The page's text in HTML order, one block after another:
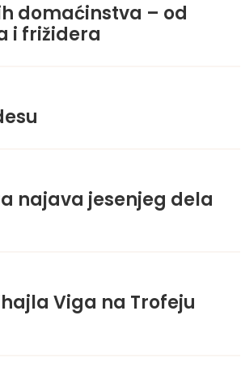
domaćinstva – od
i frižidera
najava jesenjeg dela
Viga na Trofeju